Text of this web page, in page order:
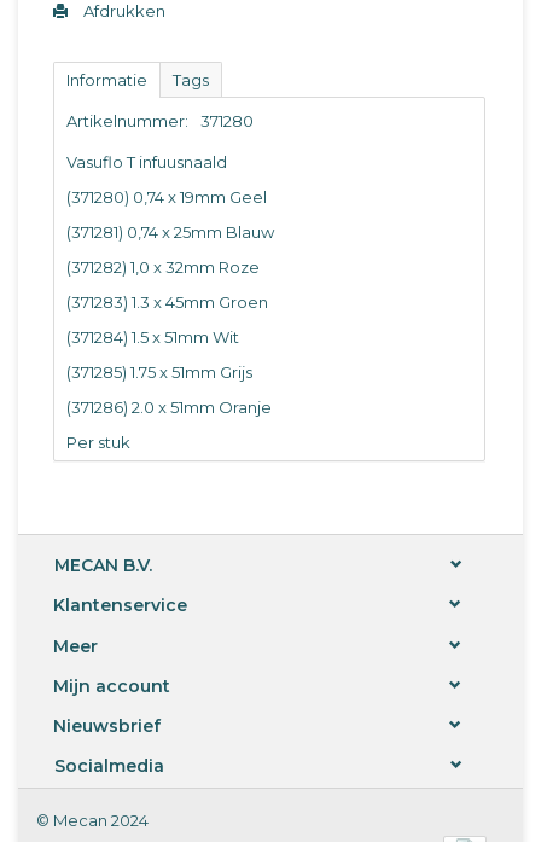
Afdrukken
Informatie Tags
Artikelnummer: 371280
Vasuflo T infuusnaald
(371280) 0,74 x 19mm Geel
(371281) 0,74 x 25mm Blauw
(371282) 1,0 x 32mm Roze
(371283) 1.3 x 45mm Groen
(371284) 1.5 x 51mm Wit
(371285) 1.75 x 51mm Grijs
(371286) 2.0 x 51mm Oranje
Per stuk
MECAN B.V.
Klantenservice
Meer
Mijn account
Nieuwsbrief
Socialmedia